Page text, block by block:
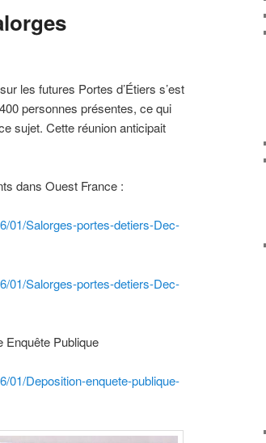
les futures Portes d’Étiers s’est
personnes présentes, ce qui
sujet. Cette réunion anticipait
dans Ouest France :
01/Salorges-portes-detiers-Dec-
01/Salorges-portes-detiers-Dec-
Enquête Publique
01/Deposition-enquete-publique-